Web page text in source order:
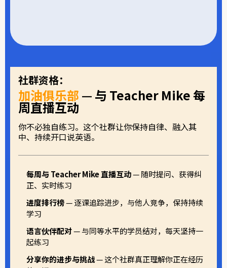
社群资格：
加油俱乐部 — 与 Teacher Mike 每
周直播互动
你不必独自练习。这个社群让你保持自律、融入其
中、持续开口说英语。
每周与 Teacher Mike 直播互动— 随时提问、获得纠
正、实时练习
进度排行榜— 逐课追踪进步，与他人竞争，保持持续
学习
语言伙伴配对— 与同等水平的学员结对，每天坚持一
起练习
分享你的进步与挑战— 这个社群真正理解你正在经历